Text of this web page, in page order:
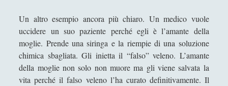
La posta di Pascal - Ovvero la sua
scommessa
L’invisibile e il reale: UFO, crescita
economica e il paradosso delle
narrazioni
Un altro esempio ancora più chiaro. Un medico vuole
uccidere un suo paziente perché egli è l’amante della
moglie. Prende una siringa e la riempie di una soluzione
chimica sbagliata. Gli inietta il “falso” veleno. L’amante
della moglie non solo non muore ma gli viene salvata la
vita perché il falso veleno l’ha curato definitivamente. Il